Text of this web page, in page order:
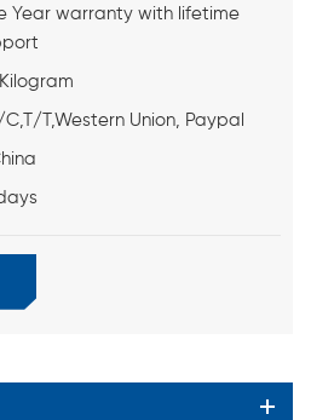
Year warranty with lifetime
Kilogram
C,T/T,Western Union, Paypal